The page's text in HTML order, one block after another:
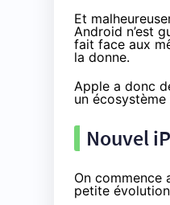
Et
Android n’est
fait face aux
la donne.
Apple a donc
un
Nouvel
On commence
petite